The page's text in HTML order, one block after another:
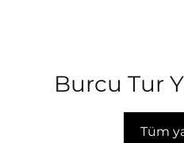
Burcu Tur
Tüm